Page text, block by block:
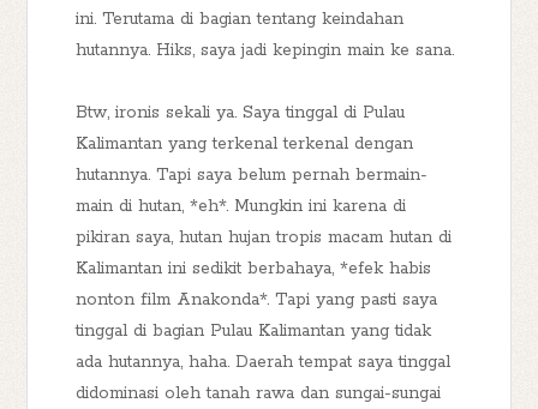
ini. Terutama di bagian tentang keindahan
hutannya. Hiks, saya jadi kepingin main ke sana.
Btw, ironis sekali ya. Saya tinggal di Pulau
Kalimantan yang terkenal terkenal dengan
hutannya. Tapi saya belum pernah bermain-
main di hutan, *eh*. Mungkin ini karena di
pikiran saya, hutan hujan tropis macam hutan di
Kalimantan ini sedikit berbahaya, *efek habis
nonton film Anakonda*. Tapi yang pasti saya
tinggal di bagian Pulau Kalimantan yang tidak
ada hutannya, haha. Daerah tempat saya tinggal
didominasi oleh tanah rawa dan sungai-sungai